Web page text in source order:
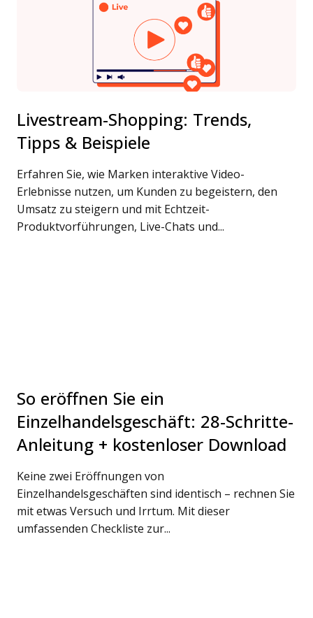
Livestream-Shopping: Trends,
Tipps & Beispiele
Erfahren Sie, wie Marken interaktive Video-
Erlebnisse nutzen, um Kunden zu begeistern, den
Umsatz zu steigern und mit Echtzeit-
Produktvorführungen, Live-Chats und...
So eröffnen Sie ein
Einzelhandelsgeschäft: 28-Schritte-
Anleitung + kostenloser Download
Keine zwei Eröffnungen von
Einzelhandelsgeschäften sind identisch – rechnen Sie
mit etwas Versuch und Irrtum. Mit dieser
umfassenden Checkliste zur...